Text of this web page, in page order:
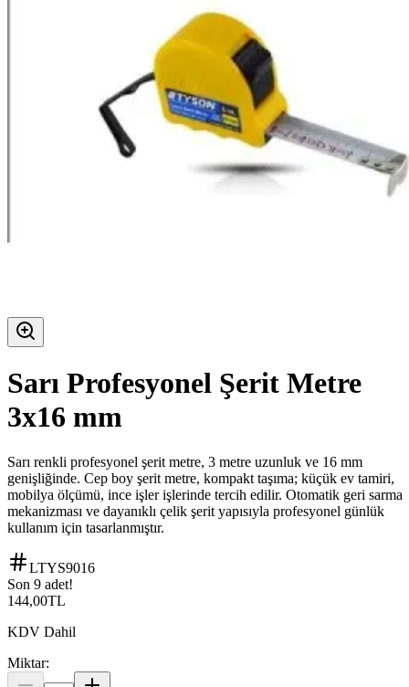
Sarı Profesyonel Şerit Metre
3x16 mm
Sarı renkli profesyonel şerit metre, 3 metre uzunluk ve 16 mm
genişliğinde. Cep boy şerit metre, kompakt taşıma; küçük ev tamiri,
mobilya ölçümü, ince işler işlerinde tercih edilir. Otomatik geri sarma
mekanizması ve dayanıklı çelik şerit yapısıyla profesyonel günlük
kullanım için tasarlanmıştır.
LTYS9016
Son 9 adet!
144,00TL
KDV Dahil
Miktar: